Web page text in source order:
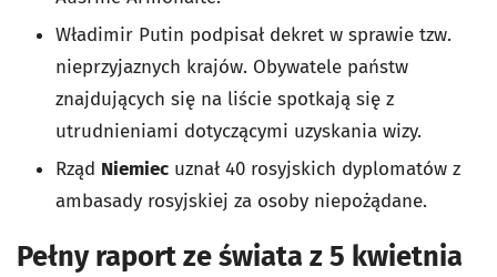
Władimir Putin podpisał dekret w sprawie tzw.
nieprzyjaznych krajów. Obywatele państw
znajdujących się na liście spotkają się z
utrudnieniami dotyczącymi uzyskania wizy.
Rząd Niemiec uznał 40 rosyjskich dyplomatów z
ambasady rosyjskiej za osoby niepożądane.
Pełny raport ze świata z 5 kwietnia